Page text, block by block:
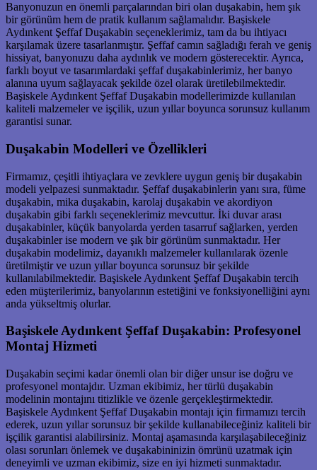
Banyonuzun en önemli parçalarından biri olan duşakabin, hem şık
bir görünüm hem de pratik kullanım sağlamalıdır. Başiskele
Aydınkent Şeffaf Duşakabin seçeneklerimiz, tam da bu ihtiyacı
karşılamak üzere tasarlanmıştır. Şeffaf camın sağladığı ferah ve geniş
hissiyat, banyonuzu daha aydınlık ve modern gösterecektir. Ayrıca,
farklı boyut ve tasarımlardaki şeffaf duşakabinlerimiz, her banyo
alanına uyum sağlayacak şekilde özel olarak üretilebilmektedir.
Başiskele Aydınkent Şeffaf Duşakabin modellerimizde kullanılan
kaliteli malzemeler ve işçilik, uzun yıllar boyunca sorunsuz kullanım
garantisi sunar.
Duşakabin Modelleri ve Özellikleri
Firmamız, çeşitli ihtiyaçlara ve zevklere uygun geniş bir duşakabin
modeli yelpazesi sunmaktadır. Şeffaf duşakabinlerin yanı sıra, füme
duşakabin, mika duşakabin, karolaj duşakabin ve akordiyon
duşakabin gibi farklı seçeneklerimiz mevcuttur. İki duvar arası
duşakabinler, küçük banyolarda yerden tasarruf sağlarken, yerden
duşakabinler ise modern ve şık bir görünüm sunmaktadır. Her
duşakabin modelimiz, dayanıklı malzemeler kullanılarak özenle
üretilmiştir ve uzun yıllar boyunca sorunsuz bir şekilde
kullanılabilmektedir. Başiskele Aydınkent Şeffaf Duşakabin tercih
eden müşterilerimiz, banyolarının estetiğini ve fonksiyonelliğini aynı
anda yükseltmiş olurlar.
Başiskele Aydınkent Şeffaf Duşakabin: Profesyonel
Montaj Hizmeti
Duşakabin seçimi kadar önemli olan bir diğer unsur ise doğru ve
profesyonel montajdır. Uzman ekibimiz, her türlü duşakabin
modelinin montajını titizlikle ve özenle gerçekleştirmektedir.
Başiskele Aydınkent Şeffaf Duşakabin montajı için firmamızı tercih
ederek, uzun yıllar sorunsuz bir şekilde kullanabileceğiniz kaliteli bir
işçilik garantisi alabilirsiniz. Montaj aşamasında karşılaşabileceğiniz
olası sorunları önlemek ve duşakabininizin ömrünü uzatmak için
deneyimli ve uzman ekibimiz, size en iyi hizmeti sunmaktadır.